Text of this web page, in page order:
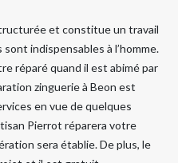
et constitue un travail
indispensables à l’homme.
réparé quand il est abimé par
zinguerie à Beon est
en vue de quelques
Pierrot réparera votre
sera établie. De plus, le